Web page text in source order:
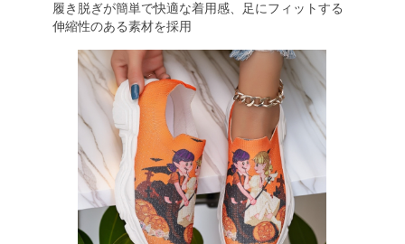
履き脱ぎが簡単で快適な着用感、足にフィットする
伸縮性のある素材を採用